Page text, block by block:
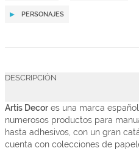
PERSONAJES
DESCRIPCIÓN
Artis Decor es una marca
numerosos productos para
hasta adhesivos, con un gran
cuenta con colecciones de